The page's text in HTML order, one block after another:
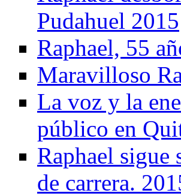
Pudahuel 2015
Raphael, 55
Maravilloso
La voz y la
público en
Raphael sigue
de carrera.